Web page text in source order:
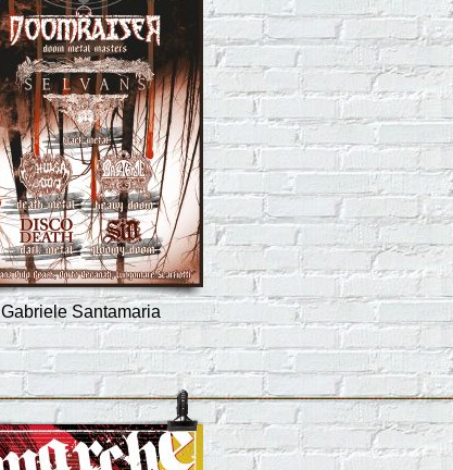
Gabriele Santamaria